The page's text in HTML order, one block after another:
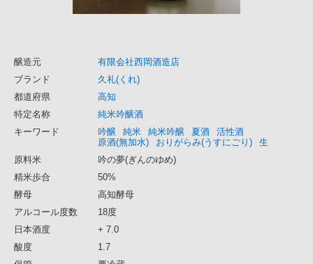
醸造元
有限会社西岡酒造店
ブランド
久礼(くれ)
都道府県
高知
特定名称
純米吟醸酒
キーワード
吟醸 純米 純米吟醸 夏酒
活性酒
原酒(無加水)
おりがらみ(うすにごり)
生
原料米
吟の夢(ぎんのゆめ)
精米歩合
50%
酵母
高知酵母
アルコール度数
18度
日本酒度
+ 7.0
酸度
1.7